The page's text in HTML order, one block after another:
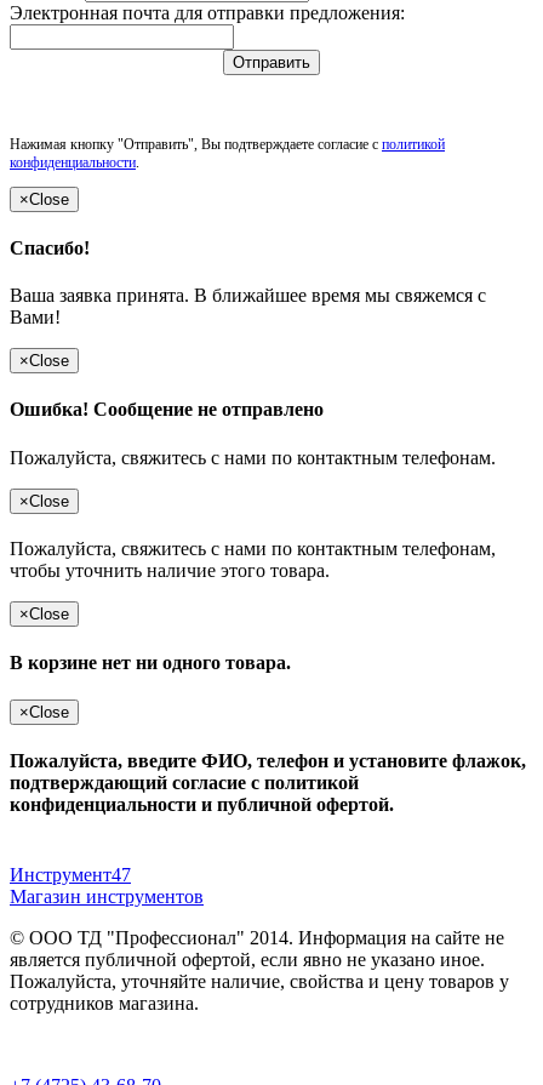
Электронная почта для отправки предложения:
Отправить
Нажимая кнопку "Отправить", Вы подтверждаете согласие с политикой
конфиденциальности
×Close
Спасибо!
Ваша заявка принята. В ближайшее время мы свяжемся с
Вами!
×Close
Ошибка! Сообщение не отправлено
Пожалуйста, свяжитесь с нами по контактным телефонам.
×Close
Пожалуйста, свяжитесь с нами по контактным телефонам,
чтобы уточнить наличие этого товара.
×Close
В корзине нет ни одного товара.
×Close
Пожалуйста, введите ФИО, телефон и установите флажок,
подтверждающий согласие с политикой
конфиденциальности и публичной офертой.
Инструмент47
Магазин инструментов
© ООО ТД "Профессионал" 2014. Информация на сайте не
является публичной офертой, если явно не указано иное.
Пожалуйста, уточняйте наличие, свойства и цену товаров у
сотрудников магазина.